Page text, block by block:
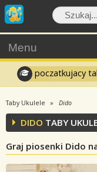
Menu
poczatkujacy
Taby Ukulele Dido
DIDO TABY
Graj piosenki Dido